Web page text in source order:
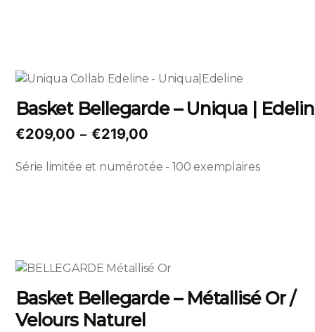
la
du
produit
Basket Bellegarde – Uniqua |
€209,00 – €219,00Plage
prix :
Série limitée et numérotée - 100 exemplaires
Ce
a
plusieurs
variations.
Les
la
du
produit
Basket Bellegarde – Métallisé Or /
Velours Naturel
Ce
a
plusieurs